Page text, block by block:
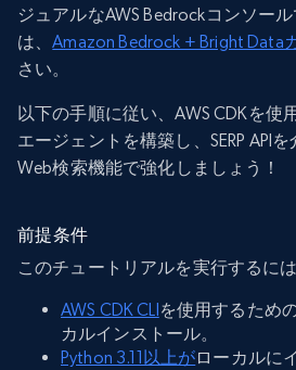
ジュアルなAWS Bedrockコンソー
は、Amazon Bedrock + Bright Data
さい。
以下の手順に従い、AWS CDKを使
エージェントを構築し、SERP API
Web検索機能で強化しましょう！
前提条件
このチュートリアルを実行するに
AWS CDK CLI を使用するため
カルインストール。
Python 3.11以上がローカルに